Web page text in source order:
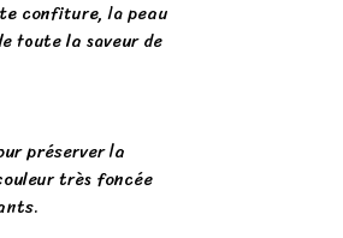
confiture, la peau
toute la saveur de
préserver la
très foncée